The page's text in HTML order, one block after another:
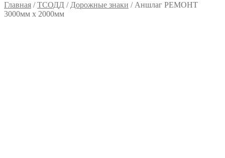
Главная /ТСОДД / Дорожные знаки / Аншлаг РЕМОНТ
3000мм х 2000мм